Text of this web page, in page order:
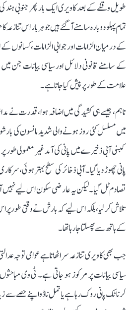
طویل وقفے کے بعد کاویری ایک بار پھر جنوبی
تمام پہلو دوبارہ سامنے آ گئے ہیں جو ہر بار اس
کے درمیان الزامات اور جوابی الزامات، کسانوں کے
کے سامنے قانونی دلائل اور سیاسی بیانات جن میں
علامت کے طور پر پیش کیا جاتا ہے۔
تاہم، جیسے ہی کشیدگی میں اضافہ ہوا، قدرت نے
میں مسلسل کئی روز ہونے والی شدید مانسون کی
کبنی آبی ذخیرے میں پانی کی آمد غیر معمولی طور
پانی چھوڑ دیا گیا۔ آبی ذخائر کی سطح بہتر ہوئی،
تصادم ٹل گیا۔ لیکن یہ عارضی سکون اس لیے
تلاش کر لیا، بلکہ اس لیے کہ بارش نے وقتی طور
کے ہاتھ سے پھسلتا جا رہا تھا۔
جب بھی کاویری تنازعہ سر اٹھاتا ہے عوامی توجہ
سیاسی بیانات پر مرکوز ہو جاتی ہے۔ ٹی وی
کرناٹک پانی روک رہا ہے یا تمل ناڈو اپنے حصے سے